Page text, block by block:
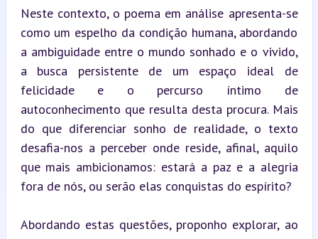
Neste contexto, o poema em análise apresenta-se
como um espelho da condição humana, abordando
a ambiguidade entre o mundo sonhado e o vivido,
a busca persistente de um espaço ideal de
felicidade e o percurso íntimo de
autoconhecimento que resulta desta procura. Mais
do que diferenciar sonho de realidade, o texto
desafia-nos a perceber onde reside, afinal, aquilo
que mais ambicionamos: estará a paz e a alegria
fora de nós, ou serão elas conquistas do espírito?
Abordando estas questões, proponho explorar, ao